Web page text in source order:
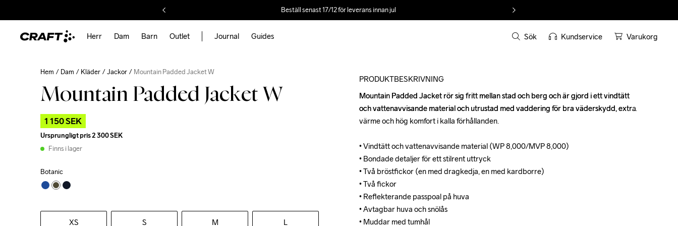
Beställ senast 17/12 för leverans innan jul
Herr Dam Barn Outlet Journal Guides Sök Kundservice Varukorg
Hem Dam Kläder Jackor Mountain Padded Jacket W
Mountain Padded Jacket W
1 150 SEK
Ursprungligt pris2 300 SEK
Finns i lager
Botanic
XS S M L
PRODUKTBESKRIVNING
Mountain Padded Jacket rör sig fritt mellan stad och berg och är gjord i ett vindtätt
och vattenavvisande material och utrustad med vaddering för bra väderskydd, extra
värme och hög komfort i kalla förhållanden.
• Vindtätt och vattenavvisande material (WP 8,000/MVP 8,000)
• Bondade detaljer för ett stilrent uttryck
• Två bröstfickor (en med dragkedja, en med kardborre)
• Två fickor
• Reflekterande passpoal på huva
• Avtagbar huva och snölås
• Muddar med tumhål
Mountain Padded Jacket rör sig fritt mellan stad och berg och är gjord i ett vindtätt
och vattenavvisande material och utrustad med vaddering för bra väderskydd, extra
värme och hög komfort i kalla förhållanden.
• Vindtätt och vattenavvisande material (WP 8,000/MVP 8,000)
• Bondade detaljer för ett stilrent uttryck
• Två bröstfickor (en med dragkedja, en med kardborre)
• Två fickor
• Reflekterande passpoal på huva
• Avtagbar huva och snölås
• Muddar med tumhål